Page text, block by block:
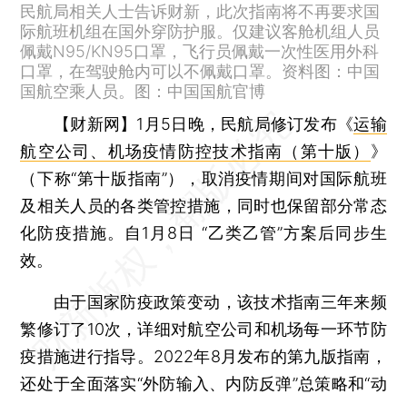
民航局相关人士告诉财新，此次指南将不再要求国
际航班机组在国外穿防护服。仅建议客舱机组人员
佩戴N95/KN95口罩，飞行员佩戴一次性医用外科
口罩，在驾驶舱内可以不佩戴口罩。资料图：中国
国航空乘人员。图：中国国航官博
【财新网】 1月5日晚，民航局修订发布《运输
航空公司、机场疫情防控技术指南（第十版） 》
（下称“第十版指南”），取消疫情期间对国际航班
及相关人员的各类管控措施，同时也保留部分常态
化防疫措施。自1月8日 “乙类乙管”方案后同步生
效。
由于国家防疫政策变动，该技术指南三年来频
繁修订了10次，详细对航空公司和机场每一环节防
疫措施进行指导。2022年8月发布的第九版指南，
还处于全面落实“外防输入、内防反弹”总策略和“动